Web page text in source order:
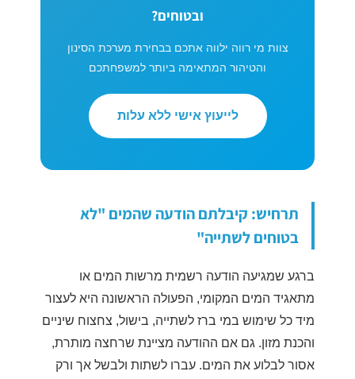
ובטוחים?
צוות מי רווה ילווה אתכם בבחירת מערכת הסינון
והטיהור המתאימה ביותר למשפחתכם
לייעוץ אישי ללא עלות
תרחיש: קיבלתם הודעה שהמים "לא
בטוחים לשתייה"
ברגע שמגיעה הודעה רשמית מרשות המים או
מתאגיד המים המקומי, הפעולה הראשונה היא לעצור
מיד כל שימוש במי ברז לשתייה, בישול, צחצוח שיניים
והכנת מזון. גם אם ההודעה מציינת שרחצה מותרת,
אסור לבלוע את המים. עברו לשתות ולבשל אך ורק